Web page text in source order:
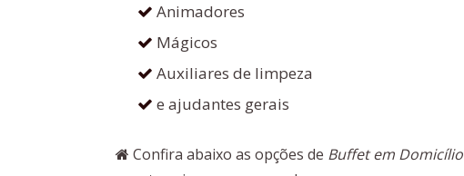
Animadores
Mágicos
Auxiliares de limpeza
e ajudantes gerais
Confira abaixo as opções de Buffet em Domicílio